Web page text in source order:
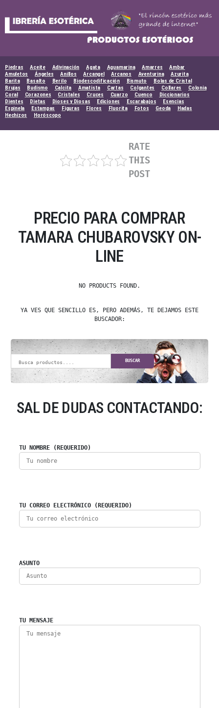
Piedras Aceite Adivinación Agata Aguamarina Amarres
Ambar
Amuletos
Ángeles Anillos Arcangel Arcanos Aventurina
Azurita
Barita
Basalto Berilo Biodescodificación Bismuto
Bolas de Cristal
Brujas
Budismo Calcita Amatista Cartas Colgantes Collares
Colonia
Coral
Corazones Cristales Cruces Cuarzo Cuenco
Diccionarios
Dientes
Dietas Dioses y Diosas Ediciones Escarabajos
Esencias
Espinela
Estampas Figuras Flores Fluorita Fotos Geoda
Hadas
Hechizos
Horóscopo
RATE
THIS
POST
PRECIO PARA COMPRAR
TAMARA CHUBAROVSKY ON-
LINE
NO PRODUCTS FOUND.
YA VES QUE SENCILLO ES, PERO ADEMÁS, TE DEJAMOS ESTE
BUSCADOR:
BUSCAR
SAL DE DUDAS CONTACTANDO:
TU NOMBRE (REQUERIDO)
TU CORREO ELECTRÓNICO (REQUERIDO)
ASUNTO
TU MENSAJE